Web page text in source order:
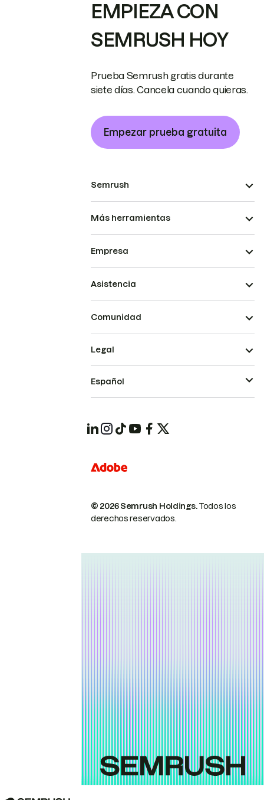
EMPIEZA CON
SEMRUSH HOY
Prueba Semrush gratis durante
siete días. Cancela cuando quieras.
Empezar prueba gratuita
Semrush
Más herramientas
Empresa
Asistencia
Comunidad
© 2026 Semrush Holdings.Todos los
derechos reservados.
Legal
Español